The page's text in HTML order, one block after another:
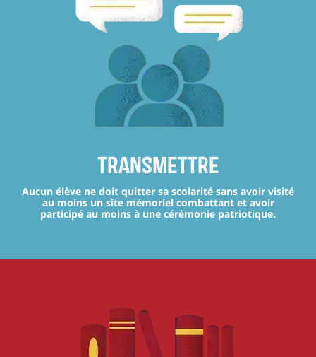
transmettre
Aucun élève ne doit quitter sa scolarité sans avoir visité
au moins un site mémoriel combattant et avoir
participé au moins à une cérémonie patriotique.